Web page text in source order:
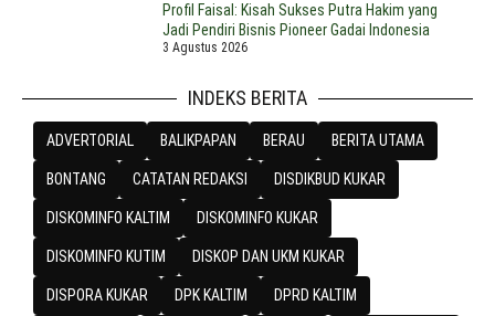
Profil Faisal: Kisah Sukses Putra Hakim yang
Jadi Pendiri Bisnis Pioneer Gadai Indonesia
3 Agustus 2026
INDEKS BERITA
ADVERTORIAL BALIKPAPAN BERAU BERITA UTAMA
BONTANG CATATAN REDAKSI DISDIKBUD KUKAR
DISKOMINFO KALTIM DISKOMINFO KUKAR
DISKOMINFO KUTIM DISKOP DAN UKM KUKAR
DISPORA KUKAR DPK KALTIM DPRD KALTIM